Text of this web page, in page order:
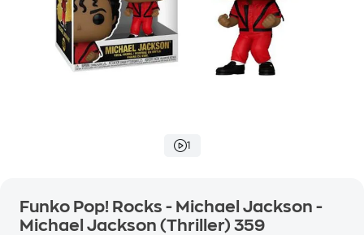
1
Funko Pop! Rocks - Michael Jackson -
Michael Jackson (Thriller) 359